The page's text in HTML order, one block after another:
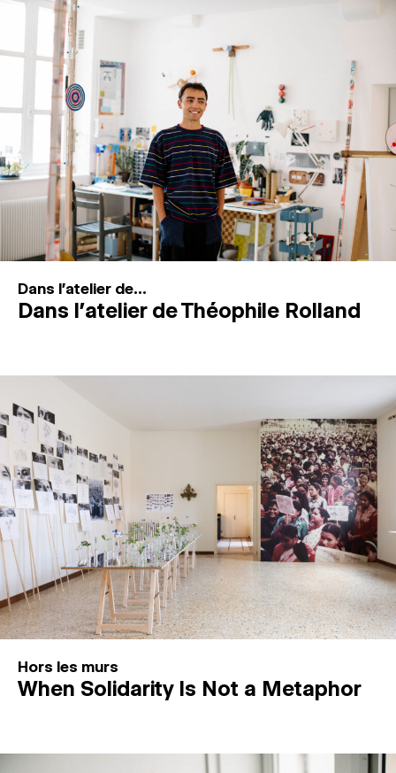
PROGRAMMATION
MAGAZINE
ESPACES DE PRATIQUE ARTISTIQUE ↓
Recherche
Connexion
Dans l'atelier de...
Dans l’atelier de Théophile Rolland
Hors les murs
When Solidarity Is Not a Metaphor